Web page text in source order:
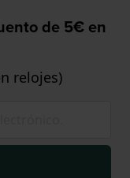
de 5€ en
relojes)